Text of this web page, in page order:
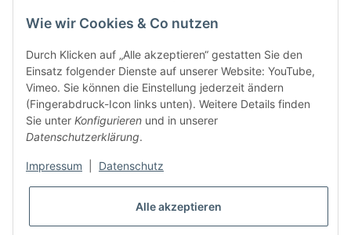
Wie wir Cookies & Co nutzen
Durch Klicken auf „Alle akzeptieren“ gestatten Sie den
Einsatz folgender Dienste auf unserer Website: YouTube,
Vimeo. Sie können die Einstellung jederzeit ändern
(Fingerabdruck-Icon links unten). Weitere Details finden
Sie unter Konfigurieren und in unserer
Datenschutzerklärung.
Impressum Datenschutz
Alle akzeptieren
* Alle Preise inkl. gesetzlicher USt., zzgl.